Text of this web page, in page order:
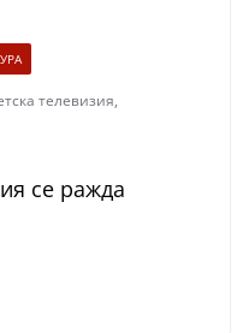
телевизия,
се ражда